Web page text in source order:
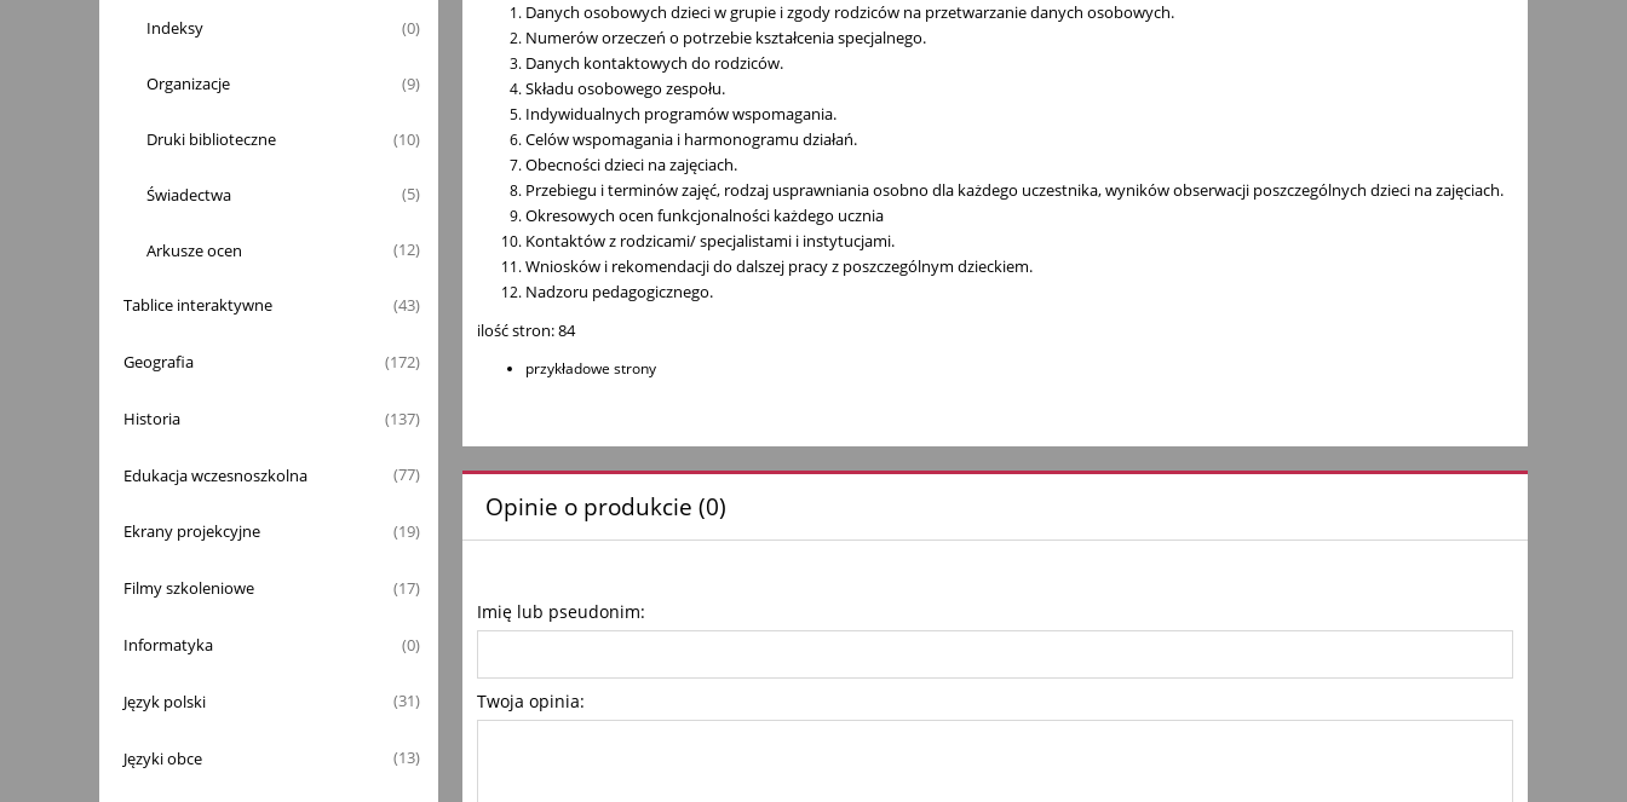
Indeksy (0)
Organizacje (9)
Druki biblioteczne (10)
Świadectwa (5)
Arkusze ocen (12)
Tablice interaktywne (43)
Geografia (172)
Historia (137)
Edukacja wczesnoszkolna (77)
Ekrany projekcyjne (19)
Filmy szkoleniowe (17)
Informatyka (0)
Język polski (31)
Języki obce (13)
Danych osobowych dzieci w grupie i zgody rodziców na przetwarzanie danych osobowych.
Numerów orzeczeń o potrzebie kształcenia specjalnego.
Danych kontaktowych do rodziców.
Składu osobowego zespołu.
Indywidualnych programów wspomagania.
Celów wspomagania i harmonogramu działań.
Obecności dzieci na zajęciach.
Przebiegu i terminów zajęć, rodzaj usprawniania osobno dla każdego uczestnika, wyników obserwacji poszczególnych dzieci na zajęciach.
Okresowych ocen funkcjonalności każdego ucznia
Kontaktów z rodzicami/ specjalistami i instytucjami.
Wniosków i rekomendacji do dalszej pracy z poszczególnym dzieckiem.
Nadzoru pedagogicznego.
ilość stron: 84
przykładowe strony
Opinie o produkcie (0)
Imię lub pseudonim:
Twoja opinia: